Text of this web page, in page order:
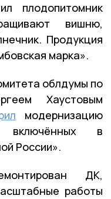
плодопитомник
вишню,
Продукция
марка».
облдумы по
Хаустовым
модернизацию
включённых в
России».
ДК,
работы